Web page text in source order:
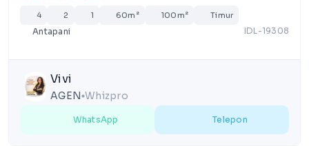
4 2 1 60m² 100m² Timur
Antapani IDL-19308
Vivi
AGEN lensWhizpro
WhatsApp Telepon